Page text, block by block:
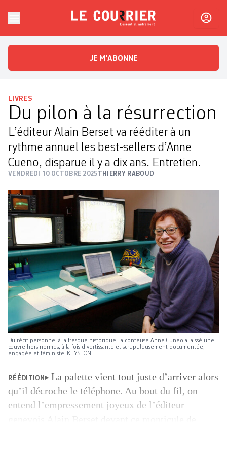
Le CourrierL'essentiel, autrement
JE M'ABONNE
LIVRES
Du pilon à la résurrection
L’éditeur Alain Berset va rééditer à un
rythme annuel les best-­sellers d’Anne
Cueno, disparue il y a dix ans. Entretien.
VENDREDI 10 OCTOBRE 2025THIERRY RABOUD
Du récit personnel à la fresque historique, la conteuse Anne Cuneo a laissé une
œuvre hors normes, à la fois divertissante et scrupuleusement documentée,
engagée et féministe. KEYSTONE
RÉÉDITION
La palette vient tout juste d’arriver alors
qu’il décroche le téléphone. Au bout du fil, on
entend l’empressement joyeux de l’éditeur